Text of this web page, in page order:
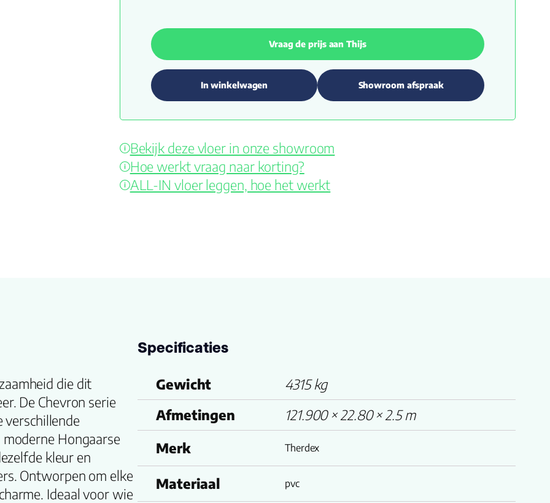
Vraag de prijs aan Thijs
In winkelwagen Showroom afspraak
Bekijk deze vloer in onze showroom
Hoe werkt vraag naar korting?
ALL-IN vloer leggen, hoe het werkt
die dit
De Chevron serie
Hongaarse
kleur en
Ontworpen om elke
Ideaal voor wie
Specificaties
Gewicht
4315 kg
Afmetingen
121.900 × 22.80 × 2.5 m
Merk
Therdex
Materiaal pvc